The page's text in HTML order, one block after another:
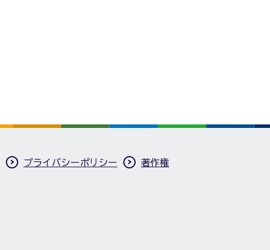
プライバシーポリシー 著作権